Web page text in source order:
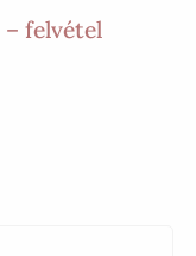
felvétel